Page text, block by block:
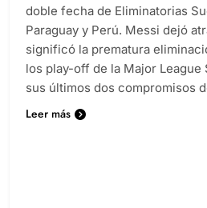
doble fecha de Eliminatorias
Paraguay y Perú. Messi dejó
significó la prematura
los play-off de la Major
sus últimos dos compromisos
Leer más